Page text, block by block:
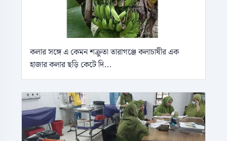
কলার সঙ্গে এ কেমন শক্রুতা তারাগঞ্জে কলাচাষীর এক
হাজার কলার ছড়ি কেটে দি...